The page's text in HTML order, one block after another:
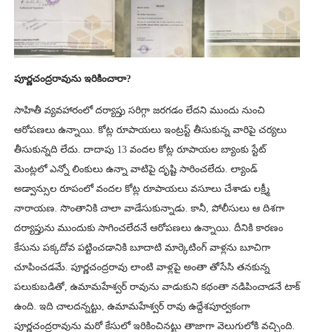
పూర్ణచంద్రరావును ఇరికించారా?
సాహితీ వ్యవహారంలో దర్యాప్తు సరిగ్గా జరగడం లేదని ముందు నుంచి
ఆరోపణలు ఉన్నాయి. కోట్ల రూపాయలు ఇంట్రస్ట్ తీసుకున్న వారిపై చర్యలు
తీసుకున్నది లేదు. దాదాపు 13 వందల కోట్ల రూపాయల బ్యాంకు స్టేట్
మెంట్లలో ఎన్నో లింకులు ఉన్నా వాటిపై దృష్టి సారించలేదు. ల్యాండ్
అడ్వాన్సుల రూపంలో వందల కోట్ల రూపాయలు వసూలు చేశాడు లక్ష్మీ
నారాయణ. సొంతానికి చాలా వాడేసుకున్నాడు. కానీ, పోలీసులు ఆ దిశగా
దర్యాప్తును ముందుకు సాగించలేదనే ఆరోపణలు ఉన్నాయి. దీనికి కారణం
కేసును పక్కదోవ పట్టించడానికి బూదాటి మార్కెటింగ్ వాళ్లను బూచిగా
చూపించడమే. పూర్ణచంద్రరావు లాంటి వాళ్లపై అంతా తోసేసి తనకున్న
పలుకుబడితో, ఉమామహేశ్వర్ రావును వాడుకుని కథంతా నడిపించాడనే టాక్
ఉంది. ఇది చాలదన్నట్టు, ఉమామహేశ్వర్ రావు ఉద్దేశపూర్వకంగా
పూర్ణచంద్రరావును మరో కేసులో ఇరికించినట్టు తాజాగా వెలుగులోకి వచ్చింది.